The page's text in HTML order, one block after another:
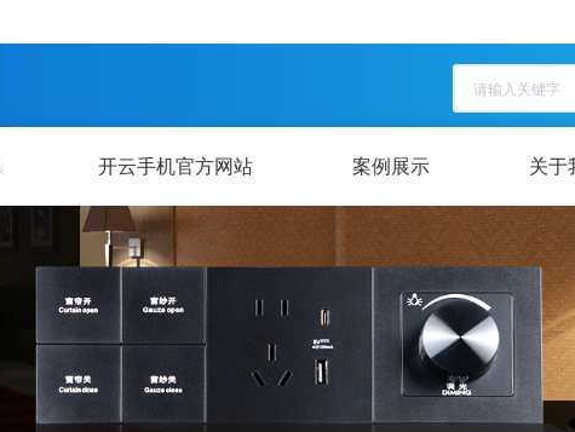
历史记录
清空记录
开云手机官方网站 案例展示 关于